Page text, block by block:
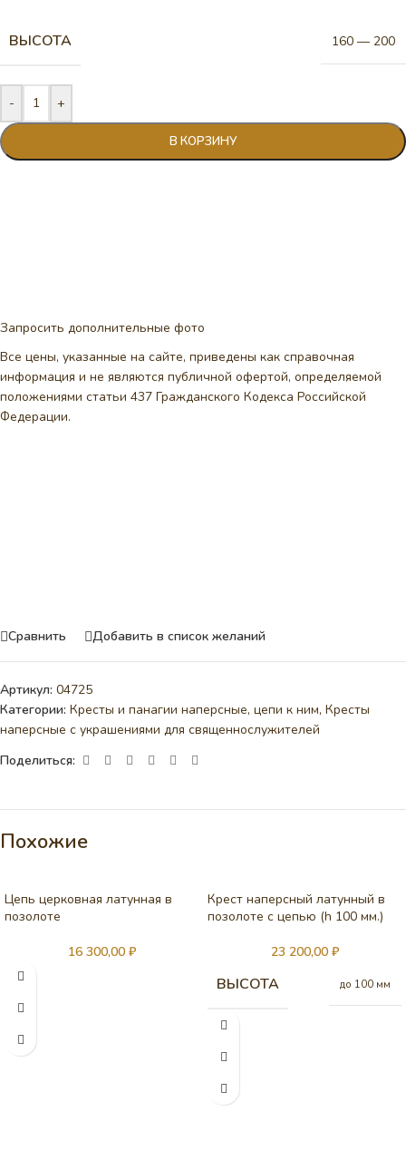
ВЫСОТА 160 — 200
- +
В КОРЗИНУ
Запросить дополнительные фото
Все цены, указанные на сайте, приведены как справочная
информация и не являются публичной офертой, определяемой
положениями статьи 437 Гражданского Кодекса Российской
Федерации.
Сравнить Добавить в список желаний
Артикул: 04725
Категории: Кресты и панагии наперсные, цепи к ним, Кресты
наперсные с украшениями для священнослужителей
Поделиться:
Похожие
Цепь церковная латунная в
позолоте
16 300,00 ₽
Крест наперсный латунный в
позолоте с цепью (h 100 мм.)
23 200,00 ₽
ВЫСОТА до 100 мм